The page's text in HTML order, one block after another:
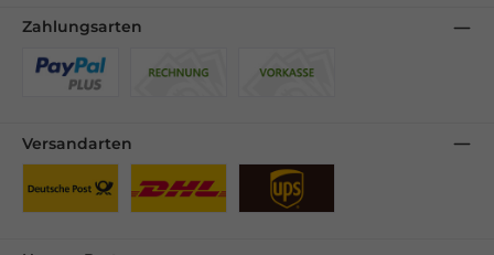
Zahlungsarten
Versandarten